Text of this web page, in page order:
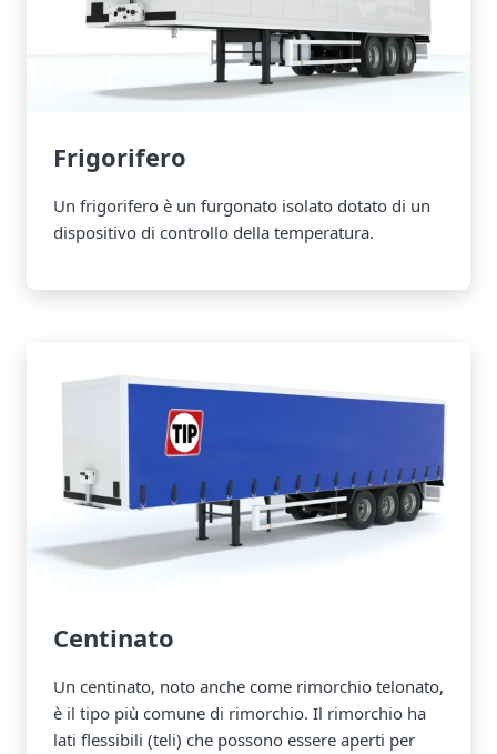
Frigorifero
Un frigorifero è un furgonato isolato dotato di un
dispositivo di controllo della temperatura.
Centinato
Un centinato, noto anche come rimorchio telonato,
è il tipo più comune di rimorchio. Il rimorchio ha
lati flessibili (teli) che possono essere aperti per